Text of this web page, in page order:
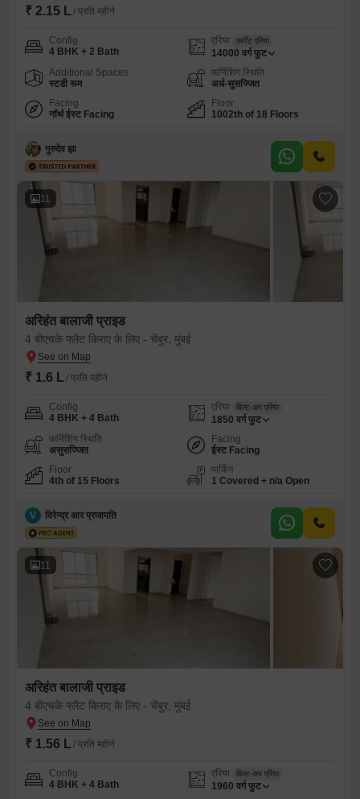
₹ 2.15 L / प्रति महीने
Config
4 BHK + 2 Bath
एरिया कार्पेट एरिया
14000 वर्ग फुट
Additional Spaces
स्टडी रूम
फर्निशिंग स्थिति
अर्ध-सुसज्जित
Facing
नॉर्थ ईस्ट Facing
Floor
1002th of 18 Floors
गुरुदेव झा
11
अरिहंत बालाजी प्राइड
4 बीएचके फ्लैट किराए के लिए - चेंबुर, मुंबई
₹ 1.6 L / प्रति महीने
Config
4 BHK + 4 Bath
एरिया बिल्ट-अप एरिया
1850 वर्ग फुट
फर्निशिंग स्थिति
असुसज्जित
Facing
ईस्ट Facing
Floor
4th of 15 Floors
पार्किंग
1 Covered + n/a Open
V विरेन्द्र आर प्रजापति
11
अरिहंत बालाजी प्राइड
4 बीएचके फ्लैट किराए के लिए - चेंबुर, मुंबई
₹ 1.56 L / प्रति महीने
Config
4 BHK + 4 Bath
एरिया बिल्ट-अप एरिया
1960 वर्ग फुट